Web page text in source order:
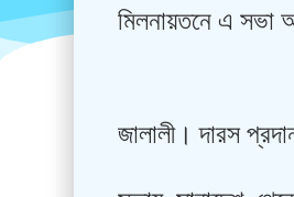
মিলনায়তনে এ সভা
জালালী। দারস